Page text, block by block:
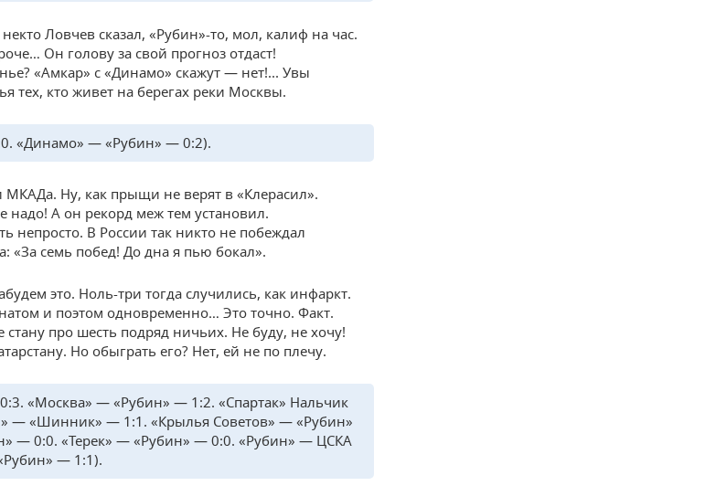
Ловчев сказал, «Рубин»-то, мол, калиф на час.
Он голову за свой прогноз отдаст!
«Амкар» с «Динамо» скажут — нет!... Увы
тех, кто живет на берегах реки Москвы.
«Динамо» — «Рубин» — 0:2).
Ну, как прыщи не верят в «Клерасил».
надо! А он рекорд меж тем установил.
непросто. В России так никто не побеждал
«За семь побед! До дна я пью бокал».
это. Ноль-три тогда случились, как инфаркт.
и поэтом одновременно… Это точно. Факт.
про шесть подряд ничьих. Не буду, не хочу!
Но обыграть его? Нет, ей не по плечу.
«Москва» — «Рубин» — 1:2. «Спартак» Нальчик
— «Шинник» — 1:1. «Крылья Советов» — «Рубин»
— 0:0. «Терек» — «Рубин» — 0:0. «Рубин» — ЦСКА
— 1:1).